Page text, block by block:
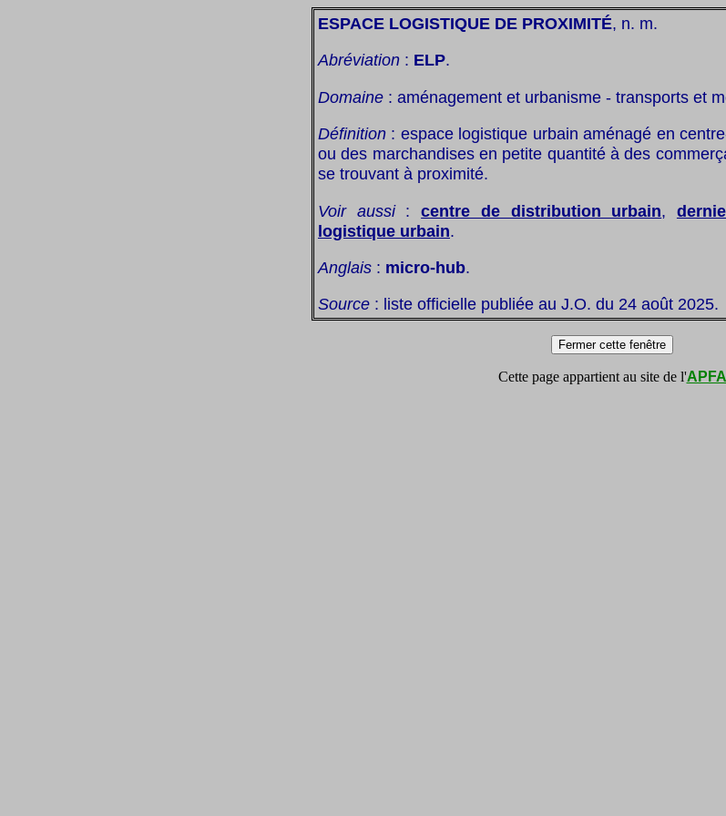
ESPACE LOGISTIQUE DE PROXIMITÉ, n. m.
Abréviation : ELP.
Domaine : aménagement et urbanisme - transports et
Définition : espace logistique urbain aménagé en
ou des marchandises en petite quantité à des
se trouvant à proximité.
Voir aussi:centre de distribution urbain,
logistique urbain.
Anglais : micro-hub.
Source : liste officielle publiée au J.O. du 24 août 2025.
Cette page appartient au site de l'APFA